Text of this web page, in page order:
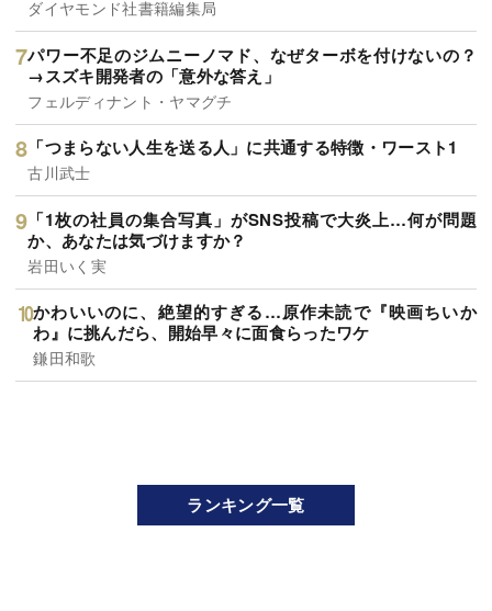
ダイヤモンド社書籍編集局
パワー不足のジムニーノマド、なぜターボを付けないの？
→スズキ開発者の「意外な答え」
フェルディナント・ヤマグチ
「つまらない人生を送る人」に共通する特徴・ワースト1
古川武士
「1枚の社員の集合写真」がSNS投稿で大炎上…何が問題
か、あなたは気づけますか？
岩田いく実
かわいいのに、絶望的すぎる…原作未読で『映画ちいか
わ』に挑んだら、開始早々に面食らったワケ
鎌田和歌
ランキング一覧